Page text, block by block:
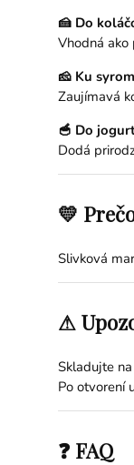
🍰 Do
Vhodná ako
🧀 Ku syrom
Zaujímavá
🥣 Do
Dodá
💛
Slivková
⚠
Skladujte
Po otvorení
❓ FAQ